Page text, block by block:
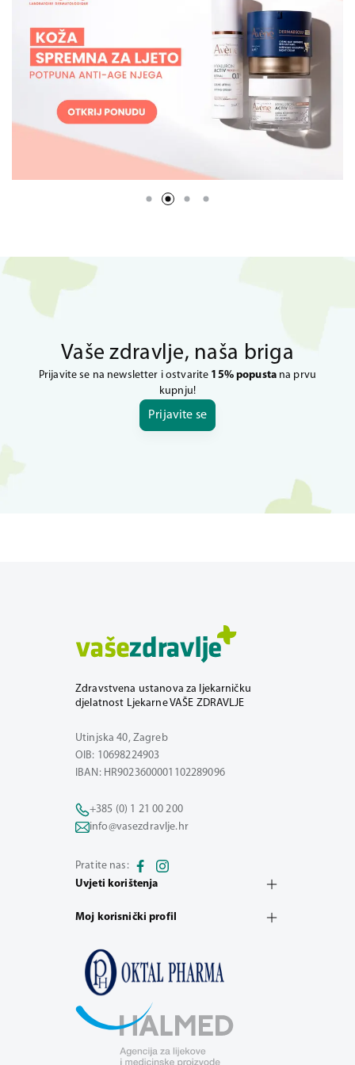
Vaše zdravlje, naša briga
Prijavite se na newsletter i ostvarite 15% popustana prvu
kupnju!
Prijavite se
Zdravstvena ustanova za ljekarničku
djelatnost Ljekarne VAŠE ZDRAVLJE
Utinjska 40, Zagreb
OIB: 10698224903
IBAN: HR9023600001102289096
+385 (0) 1 21 00 200
info@vasezdravlje.hr
Pratite nas:
Uvjeti korištenja
Moj korisnički profil